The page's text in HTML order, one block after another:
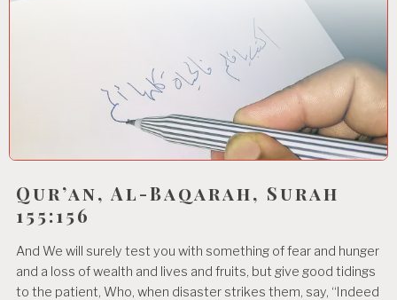
Qur’an, Al-Baqarah, Surah
155:156
And We will surely test you with something of fear and hunger
and a loss of wealth and lives and fruits, but give good tidings
to the patient, Who, when disaster strikes them, say, “Indeed